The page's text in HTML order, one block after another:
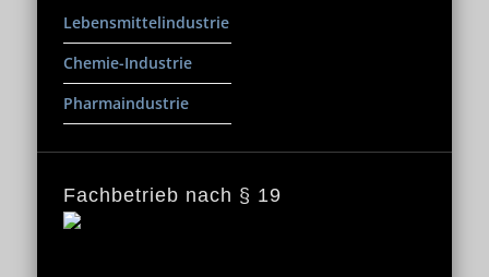
Lebensmittelindustrie
Chemie-Industrie
Pharmaindustrie
Fachbetrieb nach § 19